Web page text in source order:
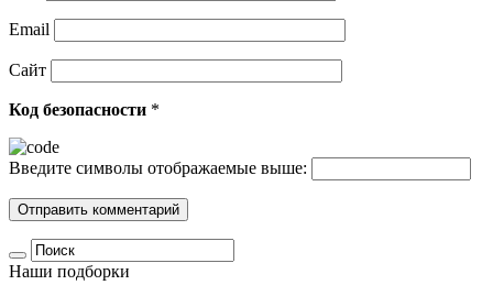
Email
Сайт
Код безопасности *
Введите символы отображаемые выше:
Наши подборки